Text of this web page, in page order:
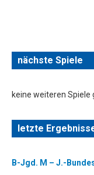
nächste Spiele
keine weiteren Spiele
letzte
B-Jgd. M – J.-